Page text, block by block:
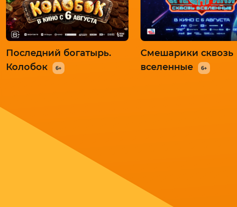
Последний богатырь.
Колобок
6+
Смешарики сквозь
вселенные
6+